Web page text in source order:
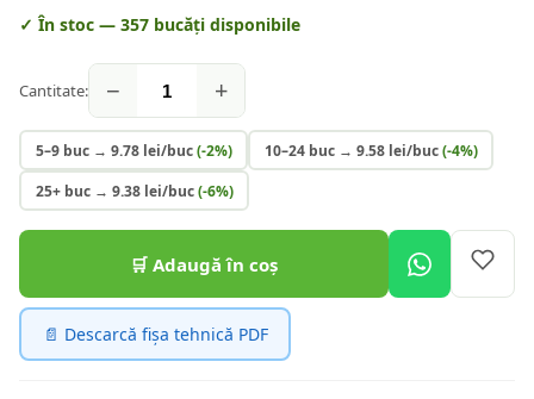
✓ În stoc — 357 bucăți disponibile
Cantitate: − +
5–9 buc→ 9.78lei/buc(-2%) 10–24 buc→ 9.58lei/buc(-4%)
25+ buc→ 9.38lei/buc(-6%)
🛒 Adaugă în coș
📄 Descarcă fișa tehnică PDF